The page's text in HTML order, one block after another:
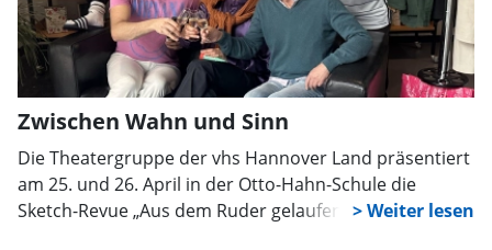
Zwischen Wahn und Sinn
Die Theatergruppe der vhs Hannover Land präsentiert
am 25. und 26. April in der Otto-Hahn-Schule die
Sketch-Revue „Aus dem Ruder gelaufen“. In sieben